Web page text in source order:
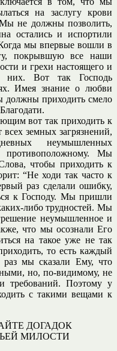
на заслугу крови
не должны позволить,
остались и испортили
мы впервые вошли в
покрывшую все наши
и грехи настоящего и
них. Вот так Господь
Имея знание о любви
должны приходить смело
вот так приходить к
земных загрязнений,
неумышленных
Мы
чтобы приходить к
“Не ходи так часто к
раз сделали ошибку,
к Господу. Мы пришли
либо трудностей. Мы
неумышленное и
что мы осознали Его
на такое уже не так
то есть каждый
мы сказали Ему, что
но, по-видимому, не
требований. Поэтому у
с такими вещами к
ДОГАДОК
МИЛОСТИ